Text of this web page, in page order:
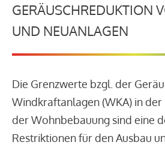
GERÄUSCHREDUKTION
UND NEUANLAGEN
Die Grenzwerte bzgl. der
Windkraftanlagen (WKA) in
der Wohnbebauung sind eine
Restriktionen für den Ausbau